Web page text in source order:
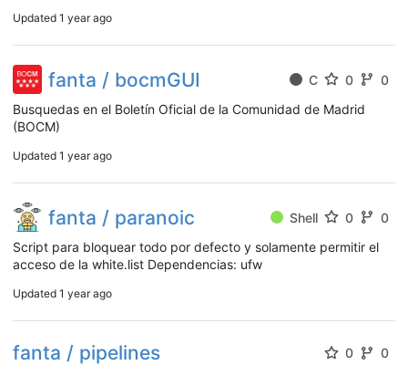
Updated 1 year ago
fanta / bocmGUI C 0
0
Busquedas en el Boletín Oficial de la Comunidad de Madrid
(BOCM)
Updated 1 year ago
fanta / paranoic Shell 0
0
Script para bloquear todo por defecto y solamente permitir el
acceso de la white.list Dependencias: ufw
Updated 1 year ago
fanta / pipelines 0 0